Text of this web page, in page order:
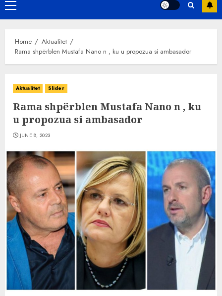
Primary
Menu
Home
Aktualitet
Rama shpërblen Mustafa Nano n , ku u propozua si ambasador
Aktualitet Slider
Rama shpërblen Mustafa Nano n , ku
u propozua si ambasador
JUNE 8, 2023